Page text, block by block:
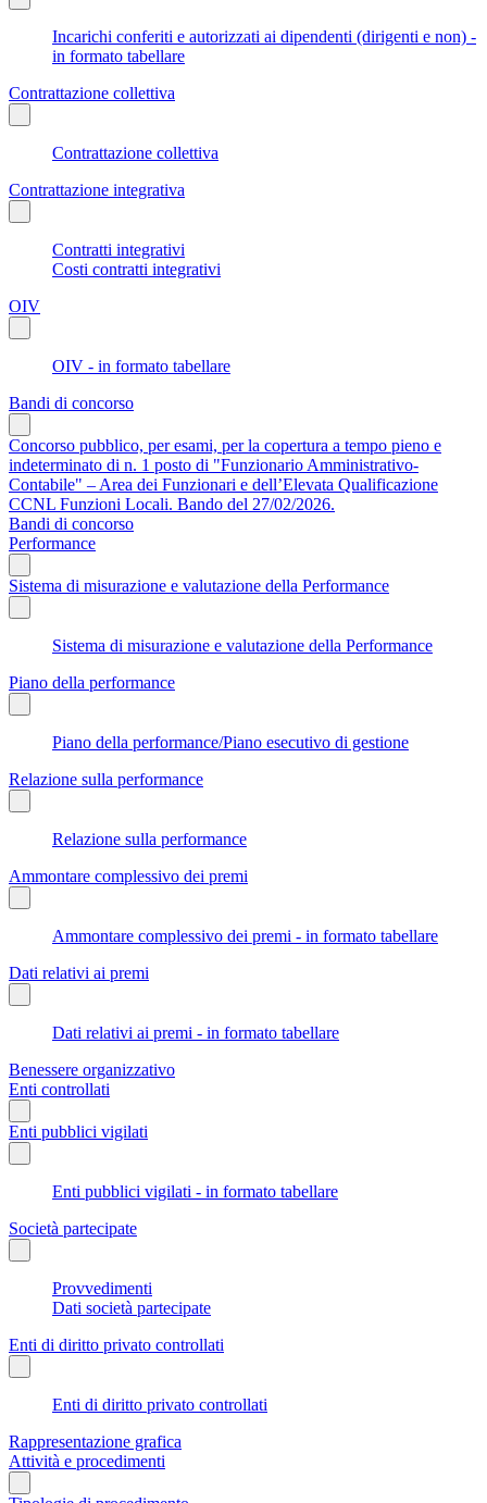
Incarichi conferiti e autorizzati ai dipendenti (dirigenti e non) -
in formato tabellare
Contrattazione collettiva
Contrattazione collettiva
Contrattazione integrativa
Contratti integrativi
Costi contratti integrativi
OIV
OIV - in formato tabellare
Bandi di concorso
Concorso pubblico, per esami, per la copertura a tempo pieno e
indeterminato di n. 1 posto di "Funzionario Amministrativo-
Contabile" – Area dei Funzionari e dell’Elevata Qualificazione
CCNL Funzioni Locali. Bando del 27/02/2026.
Bandi di concorso
Performance
Sistema di misurazione e valutazione della Performance
Sistema di misurazione e valutazione della Performance
Piano della performance
Piano della performance/Piano esecutivo di gestione
Relazione sulla performance
Relazione sulla performance
Ammontare complessivo dei premi
Ammontare complessivo dei premi - in formato tabellare
Dati relativi ai premi
Dati relativi ai premi - in formato tabellare
Benessere organizzativo
Enti controllati
Enti pubblici vigilati
Enti pubblici vigilati - in formato tabellare
Società partecipate
Provvedimenti
Dati società partecipate
Enti di diritto privato controllati
Enti di diritto privato controllati
Rappresentazione grafica
Attività e procedimenti